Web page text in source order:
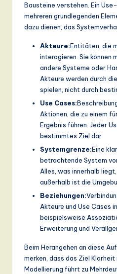
Bausteine verstehen. Ein
mehreren grundlegenden
dazu dienen, das
Akteure:Entitäten, die
interagieren. Sie können
andere Systeme oder
Akteure werden durch
spielen, nicht durch
Use Cases:
Aktionen, die zu einem
Ergebnis führen. Jeder
bestimmtes Ziel dar.
Systemgrenze:Eine
betrachtende System
Alles, was innerhalb
außerhalb ist die
Beziehungen:
Akteure und Use Cases
beispielsweise
Erweiterung und
Beim Herangehen an diese
merken, dass das Ziel
Modellierung führt zu